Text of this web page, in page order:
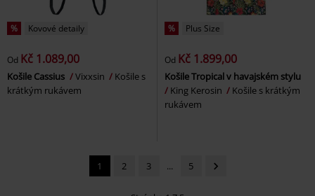
% Kovové detaily
Od Kč 1.089,00
Košile Cassius Vixxsin
Košile s
krátkým rukávem
% Plus Size
Od Kč 1.899,00
Košile Tropical v havajském stylu
King Kerosin
Košile s krátkým
rukávem
1 2 3 ... 5